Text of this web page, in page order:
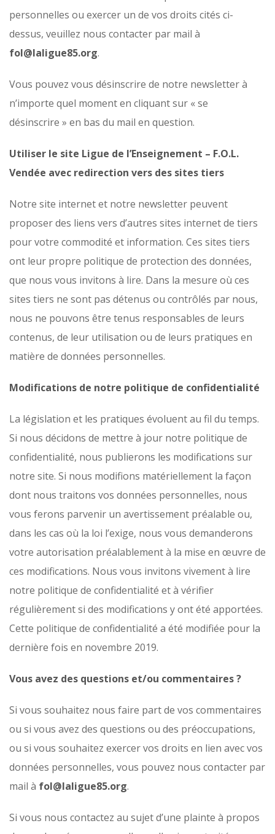
personnelles ou exercer un de vos droits cités ci-
dessus, veuillez nous contacter par mail à
fol@laligue85.org.
Vous pouvez vous désinscrire de notre newsletter à
n’importe quel moment en cliquant sur « se
désinscrire » en bas du mail en question.
Utiliser le site Ligue de l’Enseignement – F.O.L.
Vendée avec redirection vers des sites tiers
Notre site internet et notre newsletter peuvent
proposer des liens vers d’autres sites internet de tiers
pour votre commodité et information. Ces sites tiers
ont leur propre politique de protection des données,
que nous vous invitons à lire. Dans la mesure où ces
sites tiers ne sont pas détenus ou contrôlés par nous,
nous ne pouvons être tenus responsables de leurs
contenus, de leur utilisation ou de leurs pratiques en
matière de données personnelles.
Modifications de notre politique de confidentialité
La législation et les pratiques évoluent au fil du temps.
Si nous décidons de mettre à jour notre politique de
confidentialité, nous publierons les modifications sur
notre site. Si nous modifions matériellement la façon
dont nous traitons vos données personnelles, nous
vous ferons parvenir un avertissement préalable ou,
dans les cas où la loi l’exige, nous vous demanderons
votre autorisation préalablement à la mise en œuvre de
ces modifications. Nous vous invitons vivement à lire
notre politique de confidentialité et à vérifier
régulièrement si des modifications y ont été apportées.
Cette politique de confidentialité a été modifiée pour la
dernière fois en novembre 2019.
Vous avez des questions et/ou commentaires ?
Si vous souhaitez nous faire part de vos commentaires
ou si vous avez des questions ou des préoccupations,
ou si vous souhaitez exercer vos droits en lien avec vos
données personnelles, vous pouvez nous contacter par
mail à fol@laligue85.org.
Si vous nous contactez au sujet d’une plainte à propos